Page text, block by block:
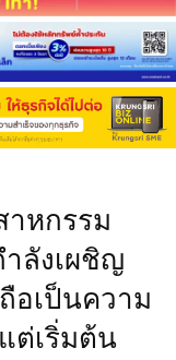
หกรรม
ลังเผชิญ
อเป็นความ
ต่เริ่มต้น